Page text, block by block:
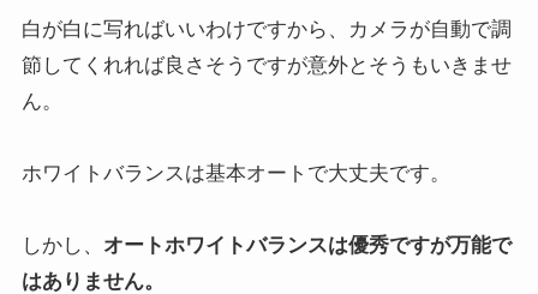
白が白に写ればいいわけですから、カメラが自動で調
節してくれれば良さそうですが意外とそうもいきませ
ん。
ホワイトバランスは基本オートで大丈夫です。
しかし、 オートホワイトバランスは優秀ですが万能で
はありません。